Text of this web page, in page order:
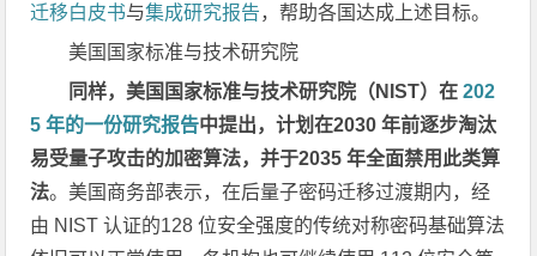
迁移白皮书与集成研究报告，帮助各国达成上述目标。
美国国家标准与技术研究院
同样，美国国家标准与技术研究院（NIST）在202
5 年的一份研究报告中提出，计划在2030 年前逐步淘汰
易受量子攻击的加密算法，并于2035 年全面禁用此类算
法。美国商务部表示，在后量子密码迁移过渡期内，经
由 NIST 认证的128 位安全强度的传统对称密码基础算法